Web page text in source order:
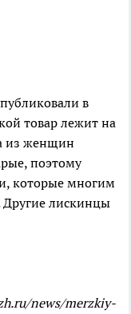
в
товар лежит на
из женщин
поэтому
которые многим
Другие лискинцы
news/merzkiy-